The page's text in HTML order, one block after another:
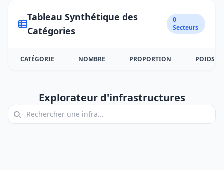
Tableau Synthétique des
Catégories
0
Secteurs
CATÉGORIE NOMBRE PROPORTION POIDS
Explorateur d'infrastructures